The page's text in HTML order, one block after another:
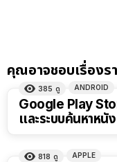
คุณอาจชอบเรื่องร
385 ดู ANDROID
Google Play
และระบบค้นหาหนัง
818 ดู APPLE